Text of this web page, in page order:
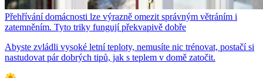
Přehřívání domácnosti lze výrazně omezit správným větráním i
zatemněním. Tyto triky fungují překvapivě dobře
Abyste zvládli vysoké letní teploty, nemusíte nic trénovat, postačí si
nastudovat pár dobrých tipů, jak s teplem v domě zatočit.